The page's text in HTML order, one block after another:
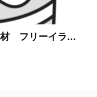
材 フリーイラ...